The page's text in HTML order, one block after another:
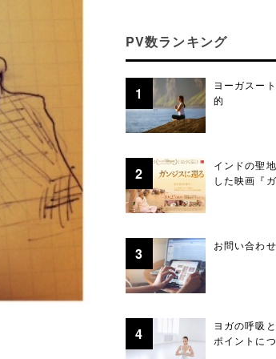
PV数ランキング
ヨーガスー
的
インドの聖
した映画『
お問い合わせ
ヨガの呼吸
ポイントに